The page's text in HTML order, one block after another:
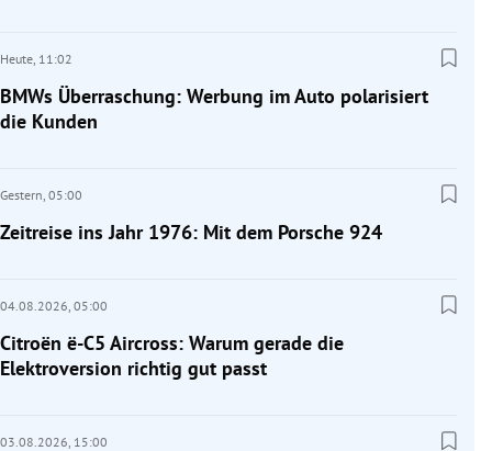
Heute, 11:02
BMWs Überraschung: Werbung im Auto polarisiert
die Kunden
Gestern, 05:00
Zeitreise ins Jahr 1976: Mit dem Porsche 924
04.08.2026, 05:00
Citroën ë-C5 Aircross: Warum gerade die
Elektroversion richtig gut passt
03.08.2026, 15:00